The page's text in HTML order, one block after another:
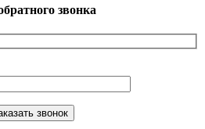
звонка